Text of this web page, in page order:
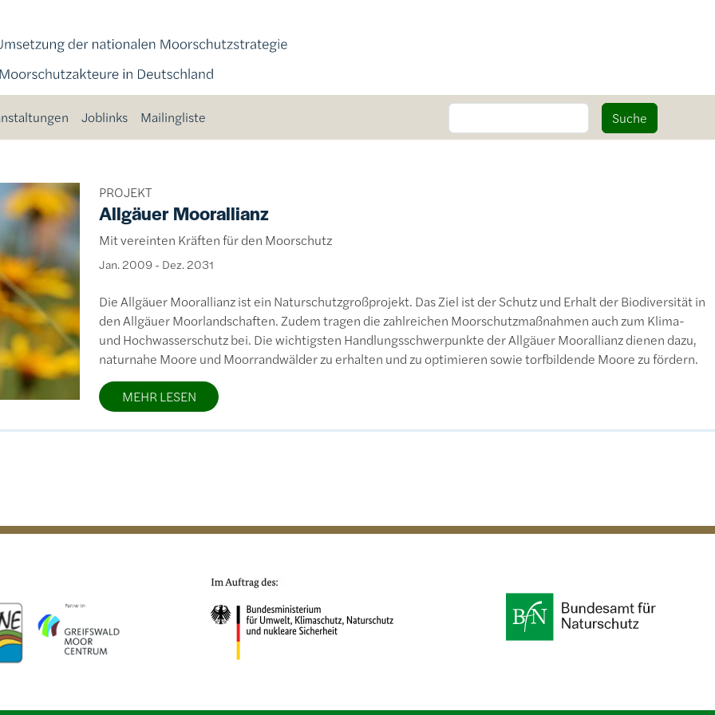
Joblinks Mailingliste Suche Suche
PROJEKT
Allgäuer Moorallianz
Mit vereinten Kräften für den Moorschutz
Jan. 2009 - Dez. 2031
Die Allgäuer Moorallianz ist ein Naturschutzgroßprojekt. Das Ziel ist der Schutz und Erhalt der Biodiversität in
den Allgäuer Moorlandschaften. Zudem tragen die zahlreichen Moorschutzmaßnahmen auch zum Klima-
und Hochwasserschutz bei. Die wichtigsten Handlungsschwerpunkte der Allgäuer Moorallianz dienen dazu,
naturnahe Moore und Moorrandwälder zu erhalten und zu optimieren sowie torfbildende Moore zu fördern.
MEHR LESEN